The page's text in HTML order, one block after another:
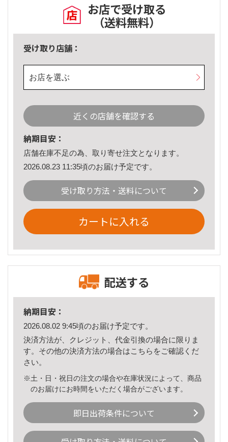
お店で受け取る
（送料無料）
受け取り店舗：
お店を選ぶ
近くの店舗を確認する
納期目安：
店舗在庫不足の為、取り寄せ注文となります。
2026.08.23 11:35頃のお届け予定です。
受け取り方法・送料について
カートに入れる
配送する
納期目安：
2026.08.02 9:45頃のお届け予定です。
決済方法が、クレジット、代金引換の場合に限りま
す。その他の決済方法の場合はこちら をご確認くだ
さい。
※土・日・祝日の注文の場合や在庫状況によって、商品
のお届けにお時間をいただく場合がございます。
即日出荷条件について